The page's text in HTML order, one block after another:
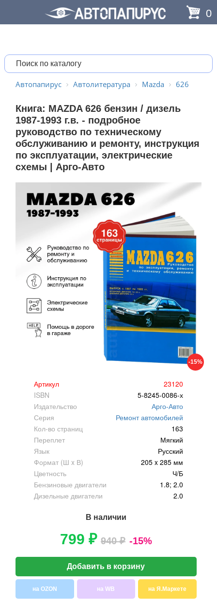
0
Автопапирус Автолитература Mazda 626
Книга: MAZDA 626 бензин / дизель
1987-1993 г.в. - подробное
руководство по техническому
обслуживанию и ремонту, инструкция
по эксплуатации, электрические
схемы | Арго-Авто
-15%
Артикул
23120
ISBN
5-8245-0086-х
Издательство
Арго-Авто
Серия
Ремонт автомобилей
Кол-во страниц
163
Переплет
Мягкий
Язык
Русский
Формат (Ш x В)
205 x 285 мм
Цветность
Ч/Б
Бензиновые двигатели
1.8; 2.0
Дизельные двигатели
2.0
В наличии
799 ₽ 940 ₽ -15%
Добавить в корзину
на OZON на WB на Я.Маркете